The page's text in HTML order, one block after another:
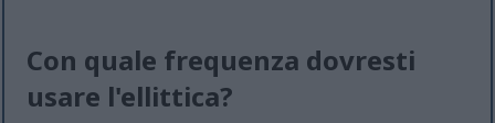
Con quale frequenza dovresti
usare l'ellittica?